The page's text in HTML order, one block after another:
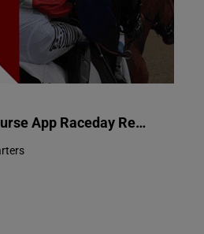
Download The Racecourse App Raceday Ready Handicap (div 2)